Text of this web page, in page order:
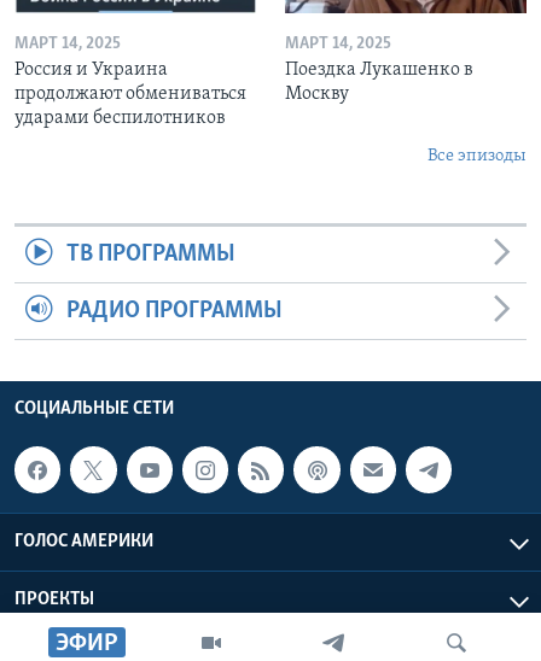
ЭФИР
МАРТ 14, 2025
Россия и Украина
продолжают обмениваться
ударами беспилотников
МАРТ 14, 2025
Поездка Лукашенко в
Москву
Все эпизоды
ТВ ПРОГРАММЫ
РАДИО ПРОГРАММЫ
СОЦИАЛЬНЫЕ СЕТИ
ГОЛОС АМЕРИКИ
ПРОЕКТЫ